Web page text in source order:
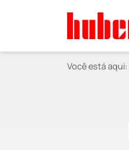
Você está aqui: